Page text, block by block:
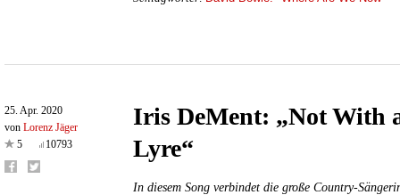
25. Apr. 2020
von Lorenz Jäger
5
10793
Iris DeMent: „Not With
Lyre“
In diesem Song verbindet die große Country-